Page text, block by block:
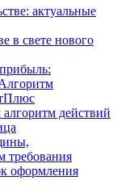
актуальные
в свете нового
действий
требования
оформления